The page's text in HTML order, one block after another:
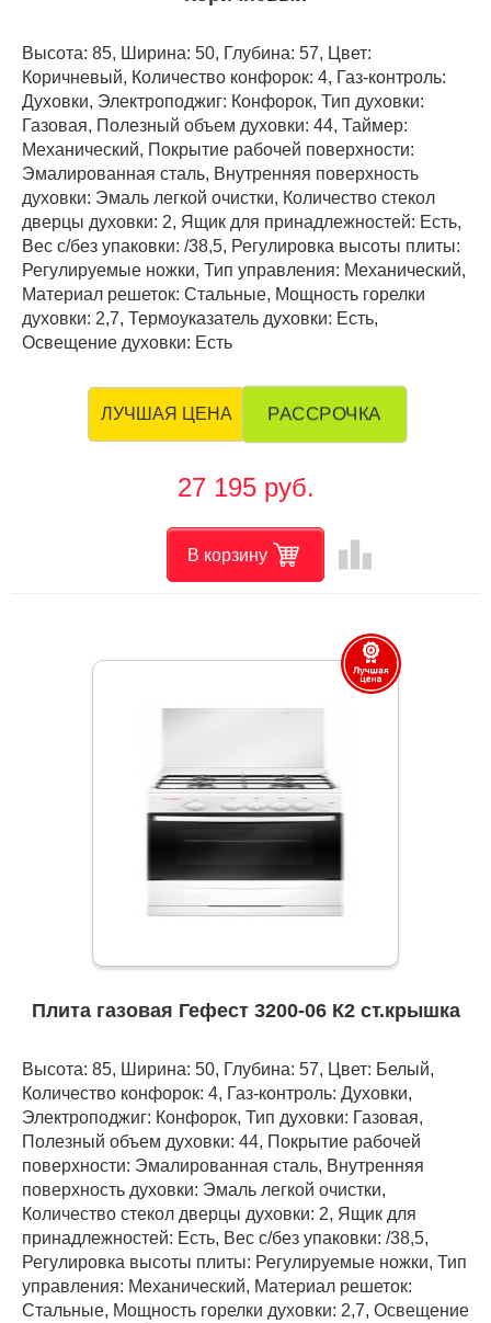
Высота: 85, Ширина: 50, Глубина: 57, Цвет:
Коричневый, Количество конфорок: 4, Газ-контроль:
Духовки, Электроподжиг: Конфорок, Тип духовки:
Газовая, Полезный объем духовки: 44, Таймер:
Механический, Покрытие рабочей поверхности:
Эмалированная сталь, Внутренняя поверхность
духовки: Эмаль легкой очистки, Количество стекол
дверцы духовки: 2, Ящик для принадлежностей: Есть,
Вес с/без упаковки: /38,5, Регулировка высоты плиты:
Регулируемые ножки, Тип управления: Механический,
Материал решеток: Стальные, Мощность горелки
духовки: 2,7, Термоуказатель духовки: Есть,
Освещение духовки: Есть
ЛУЧШАЯ ЦЕНА РАССРОЧКА
27 195 руб.
В корзину leaderboard
Плита газовая Гефест 3200-06 К2 ст.крышка
Высота: 85, Ширина: 50, Глубина: 57, Цвет: Белый,
Количество конфорок: 4, Газ-контроль: Духовки,
Электроподжиг: Конфорок, Тип духовки: Газовая,
Полезный объем духовки: 44, Покрытие рабочей
поверхности: Эмалированная сталь, Внутренняя
поверхность духовки: Эмаль легкой очистки,
Количество стекол дверцы духовки: 2, Ящик для
принадлежностей: Есть, Вес с/без упаковки: /38,5,
Регулировка высоты плиты: Регулируемые ножки, Тип
управления: Механический, Материал решеток:
Стальные, Мощность горелки духовки: 2,7, Освещение